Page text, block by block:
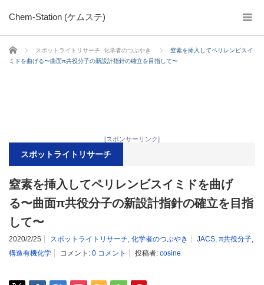
Chem-Station (ケムステ)
ホーム スポットライトリサーチ 化学者のつぶやき
窒素を挿入してペリレンビスイ
ミドを曲げる〜曲面π共役分子の新設計指針の確立を目指して〜
[スポンサーリンク]
スポットライトリサーチ
窒素を挿入してペリレンビスイミドを曲げ
る〜曲面π共役分子の新設計指針の確立を目指
して〜
2020/2/25 スポットライトリサーチ, 化学者のつぶやき JACS, π共役分子,
構造有機化学
コメント: 0 コメント 投稿者: cosine